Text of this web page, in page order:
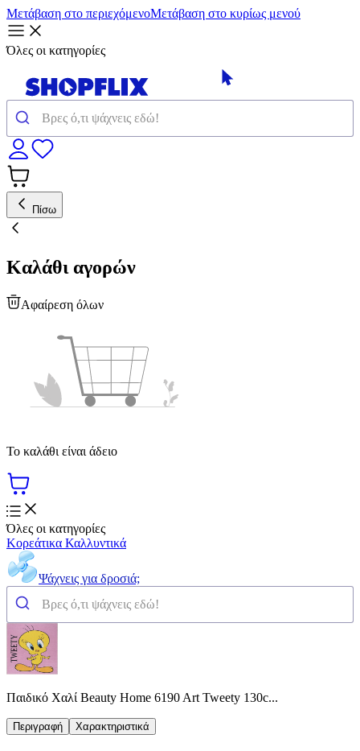
Μετάβαση στο περιεχόμενοΜετάβαση στο κυρίως μενού
Όλες οι κατηγορίες
Πίσω
Καλάθι αγορών
Αφαίρεση όλων
Το καλάθι είναι άδειο
Όλες οι κατηγορίες
Κορεάτικα Καλλυντικά
Ψάχνεις για δροσιά;
Παιδικό Χαλί Beauty Home 6190 Art Tweety 130c...
Περιγραφή Χαρακτηριστικά